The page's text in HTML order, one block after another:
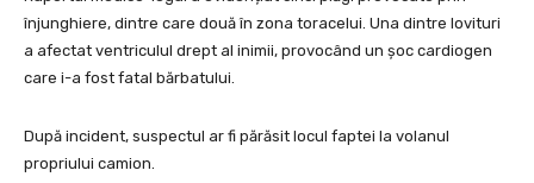
înjunghiere, dintre care două în zona toracelui. Una dintre lovituri
a afectat ventriculul drept al inimii, provocând un șoc cardiogen
care i-a fost fatal bărbatului.
După incident, suspectul ar fi părăsit locul faptei la volanul
propriului camion.